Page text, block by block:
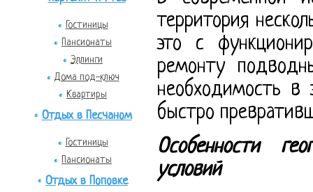
Гостиницы
Пансионаты
Эллинги
Дома под-ключ
Квартиры
Отдых в Песчаном
Гостиницы
Пансионаты
Отдых в Поповке
территория
это с
ремонту
необходимость в
быстро
Особенности
условий